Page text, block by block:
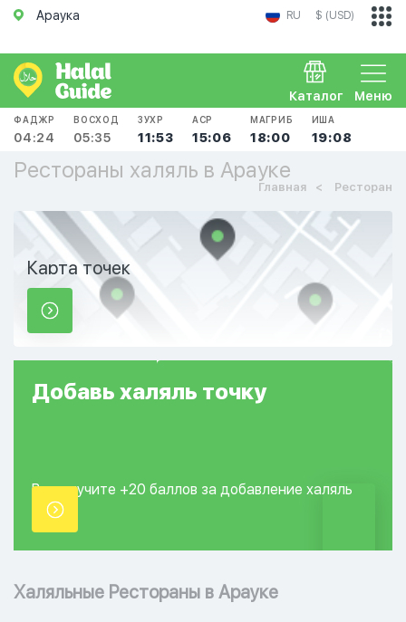
Араука RU $ (USD)
Меню
Каталог
ФАДЖР
04:24
ВОСХОД
05:35
ЗУХР
11:53
АСР
15:06
МАГРИБ
18:00
ИША
19:08
Рестораны халяль в Арауке
Главная Ресторан
Карта точек
Добавь халяль точку
Вы получите +20 баллов за добавление халяль
точки.
Халяльные Рестораны в Арауке